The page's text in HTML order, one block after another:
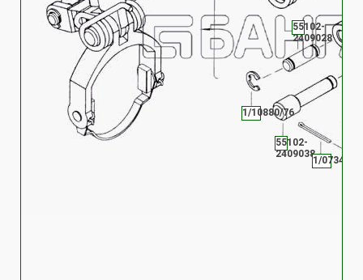
55102-
2409028
55102-
2409038
1/10880/76
1/07346/